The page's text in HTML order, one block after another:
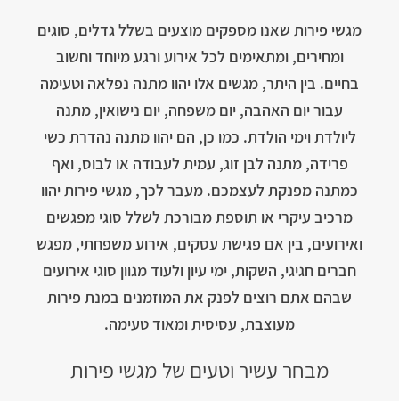
מגשי פירות שאנו מספקים מוצעים בשלל גדלים, סוגים
ומחירים, ומתאימים לכל אירוע ורגע מיוחד וחשוב
בחיים. בין היתר, מגשים אלו יהוו מתנה נפלאה וטעימה
עבור יום האהבה, יום משפחה, יום נישואין, מתנה
ליולדת וימי הולדת. כמו כן, הם יהוו מתנה נהדרת כשי
פרידה, מתנה לבן זוג, עמית לעבודה או לבוס, ואף
כמתנה מפנקת לעצמכם. מעבר לכך, מגשי פירות יהוו
מרכיב עיקרי או תוספת מבורכת לשלל סוגי מפגשים
ואירועים, בין אם פגישת עסקים, אירוע משפחתי, מפגש
חברים חגיגי, השקות, ימי עיון ולעוד מגוון סוגי אירועים
שבהם אתם רוצים לפנק את המוזמנים במנת פירות
מעוצבת, עסיסית ומאוד טעימה.
מבחר עשיר וטעים של מגשי פירות